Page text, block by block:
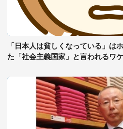
「日本人は貧しくなっている」は
た「社会主義国家」と言われるワ